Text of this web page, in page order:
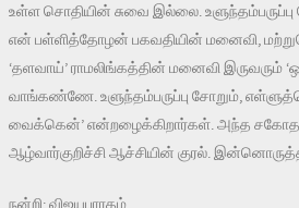
உள்ள சொதியின் சுவை இல்லை. உளுந்தம்பருப்பு
என் பள்ளித்தோழன் பகவதியின் மனைவி,
‘தளவாய்’ ராமலிங்கத்தின் மனைவி இருவரும்
வாங்கண்ணே. உளுந்தம்பருப்பு சோறும்,
வைக்கென்’ என்றழைக்கிறார்கள். அந்த
ஆழ்வார்குறிச்சி ஆச்சியின் குரல்.